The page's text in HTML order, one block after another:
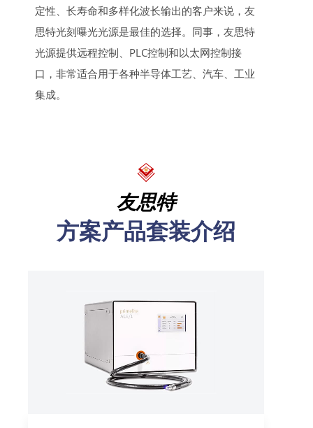
定性、长寿命和多样化波长输出的客户来说，友
思特光刻曝光光源是最佳的选择。同事，友思特
光源提供远程控制、PLC控制和以太网控制接
口，非常适合用于各种半导体工艺、汽车、工业
集成。
友思特
方案产品套装介绍